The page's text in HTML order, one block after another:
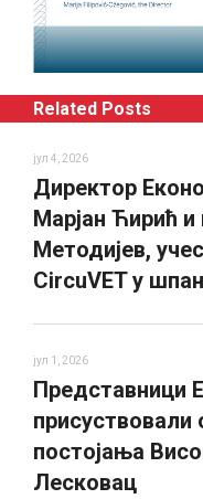
Related Posts
јул 4, 2026
Директор
Марјан Ћирић
Методијев,
CircuVET у
јул 1, 2026
Представници
постојања
Лесковац